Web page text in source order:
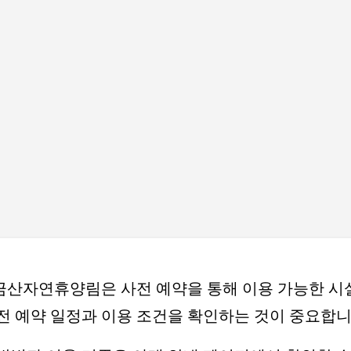
산자연휴양림은 사전 예약을 통해 이용 가능한 시
예약 일정과 이용 조건을 확인하는 것이 중요합